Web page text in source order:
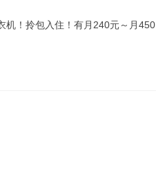
机！拎包入住！有月240元～月450